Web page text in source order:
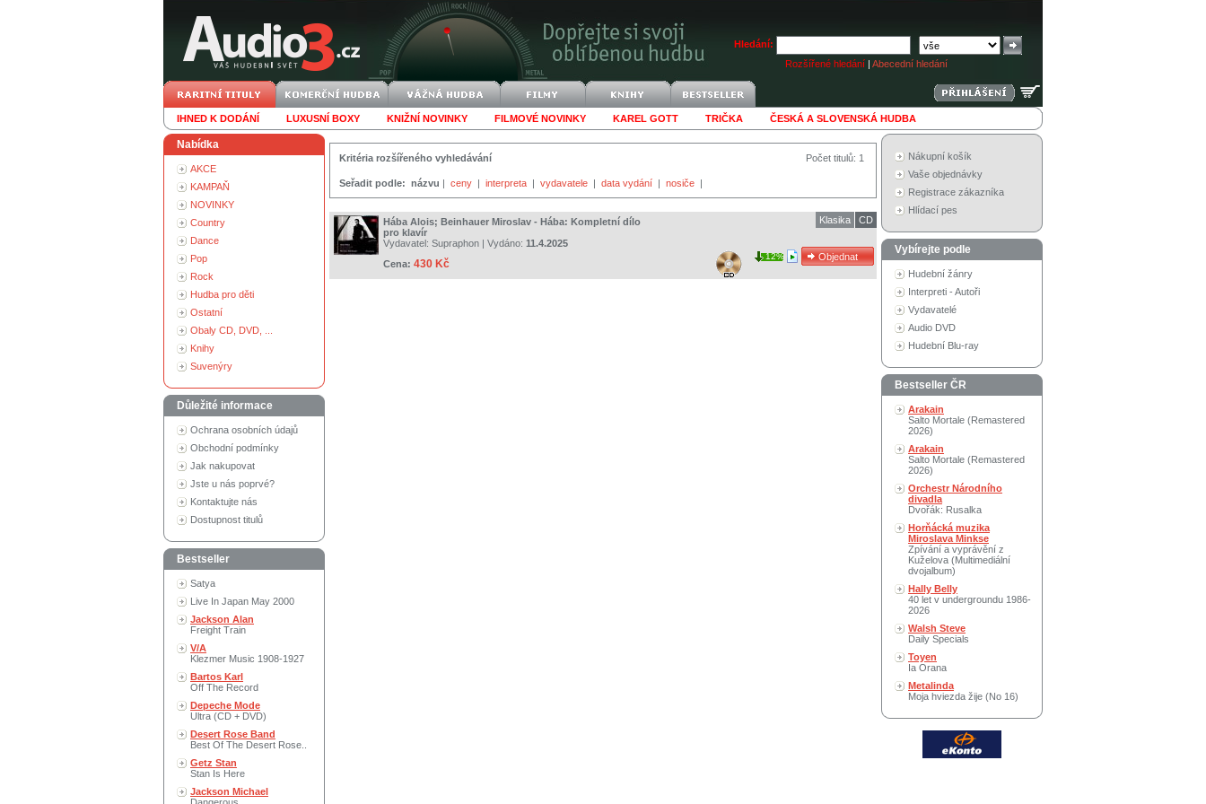
Hledání:
Rozšířené hledání | Abecední hledání
IHNED K DODÁNÍ LUXUSNÍ BOXY KNIŽNÍ NOVINKY FILMOVÉ NOVINKY KAREL GOTT TRIČKA ČESKÁ A SLOVENSKÁ HUDBA
Nabídka
AKCE
KAMPAŇ
NOVINKY
Country
Dance
Pop
Rock
Hudba pro děti
Ostatní
Obaly CD, DVD, ...
Knihy
Suvenýry
Důležité informace
Ochrana osobních údajů
Obchodní podmínky
Jak nakupovat
Jste u nás poprvé?
Kontaktujte nás
Dostupnost titulů
Bestseller
Satya
Live In Japan May 2000
Jackson Alan
Freight Train
V/A
Klezmer Music 1908-1927
Bartos Karl
Off The Record
Depeche Mode
Ultra (CD + DVD)
Desert Rose Band
Best Of The Desert Rose..
Getz Stan
Stan Is Here
Jackson Michael
Počet titulů: 1
Kritéria rozšířeného vyhledávání
Seřadit podle: názvu | ceny | interpreta | vydavatele | data vydání | nosiče |
Hába Alois; Beinhauer Miroslav - Hába: Kompletní dílo
pro klavír
Vydavatel: Supraphon | Vydáno: 11.4.2025
Cena: 430 Kč
CD
Klasika
12%
Nákupní košík
Vaše objednávky
Registrace zákazníka
Hlídací pes
Vybírejte podle
Hudební žánry
Interpreti - Autoři
Vydavatelé
Audio DVD
Hudební Blu-ray
Bestseller ČR
Arakain
Salto Mortale (Remastered
2026)
Arakain
Salto Mortale (Remastered
2026)
Orchestr Národního
divadla
Dvořák: Rusalka
Horňácká muzika
Miroslava Minkse
Zpívání a vyprávění z
Kuželova (Multimediální
dvojalbum)
Hally Belly
40 let v undergroundu 1986-
2026
Walsh Steve
Daily Specials
Toyen
Ia Orana
Metalinda
Moja hviezda žije (No 16)